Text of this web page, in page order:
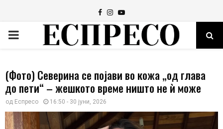
Facebook
Instagram
Youtube
PRIMARY
(Фото) Северина се појави во кожа „од глава
до пети“ – жешкото време ништо не ѝ може
од Еспресо 16:50 - 30 јуни, 2026